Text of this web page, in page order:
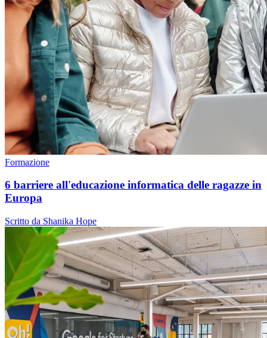
Formazione
6 barriere all'educazione informatica delle ragazze in
Europa
Scritto da Shanika Hope